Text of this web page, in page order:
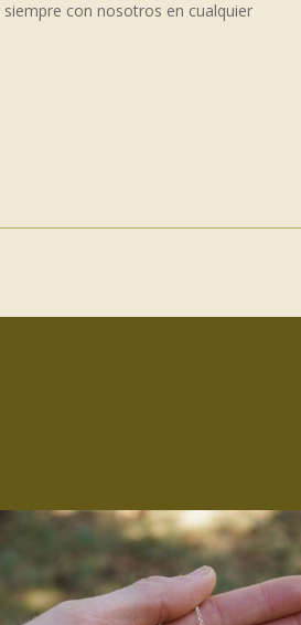
con nosotros en cualquier